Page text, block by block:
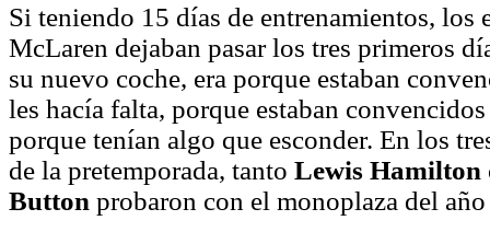
Si teniendo 15 días de entrenamientos, los
McLaren dejaban pasar los tres primeros
su nuevo coche, era porque estaban
les hacía falta, porque estaban
porque tenían algo que esconder. En los
de la pretemporada, tanto Lewis Hamilton
Button probaron con el monoplaza del año